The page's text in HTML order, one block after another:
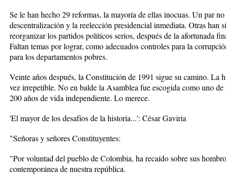
Se le han hecho 29 reformas, la mayoría de ellas inocuas. Un par
descentralización y la reelección presidencial inmediata. Otras han
reorganizar los partidos políticos serios, después de la afortunada
Faltan temas por lograr, como adecuados controles para la
para los departamentos pobres.
Veinte años después, la Constitución de 1991 sigue su camino. La
vez irrepetible. No en balde la Asamblea fue escogida como uno
200 años de vida independiente. Lo merece.
'El mayor de los desafíos de la historia...': César Gaviria
"Señoras y señores Constituyentes:
"Por voluntad del pueblo de Colombia, ha recaído sobre sus
contemporánea de nuestra república.